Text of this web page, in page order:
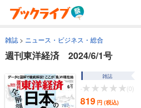
雑誌 ニュース・ビジネス・総合
週刊東洋経済 2024/6/1号
雑誌
- (0)
819 円 (税込)